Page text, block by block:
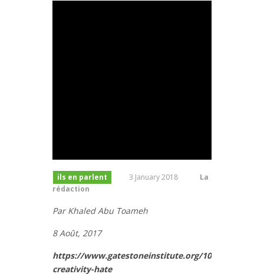
ils en parlent 3 January 2018
La
rédaction
Par Khaled Abu Toameh
8 Août, 2017
https://www.gatestoneinstitute.org/10783/
creativity-hate